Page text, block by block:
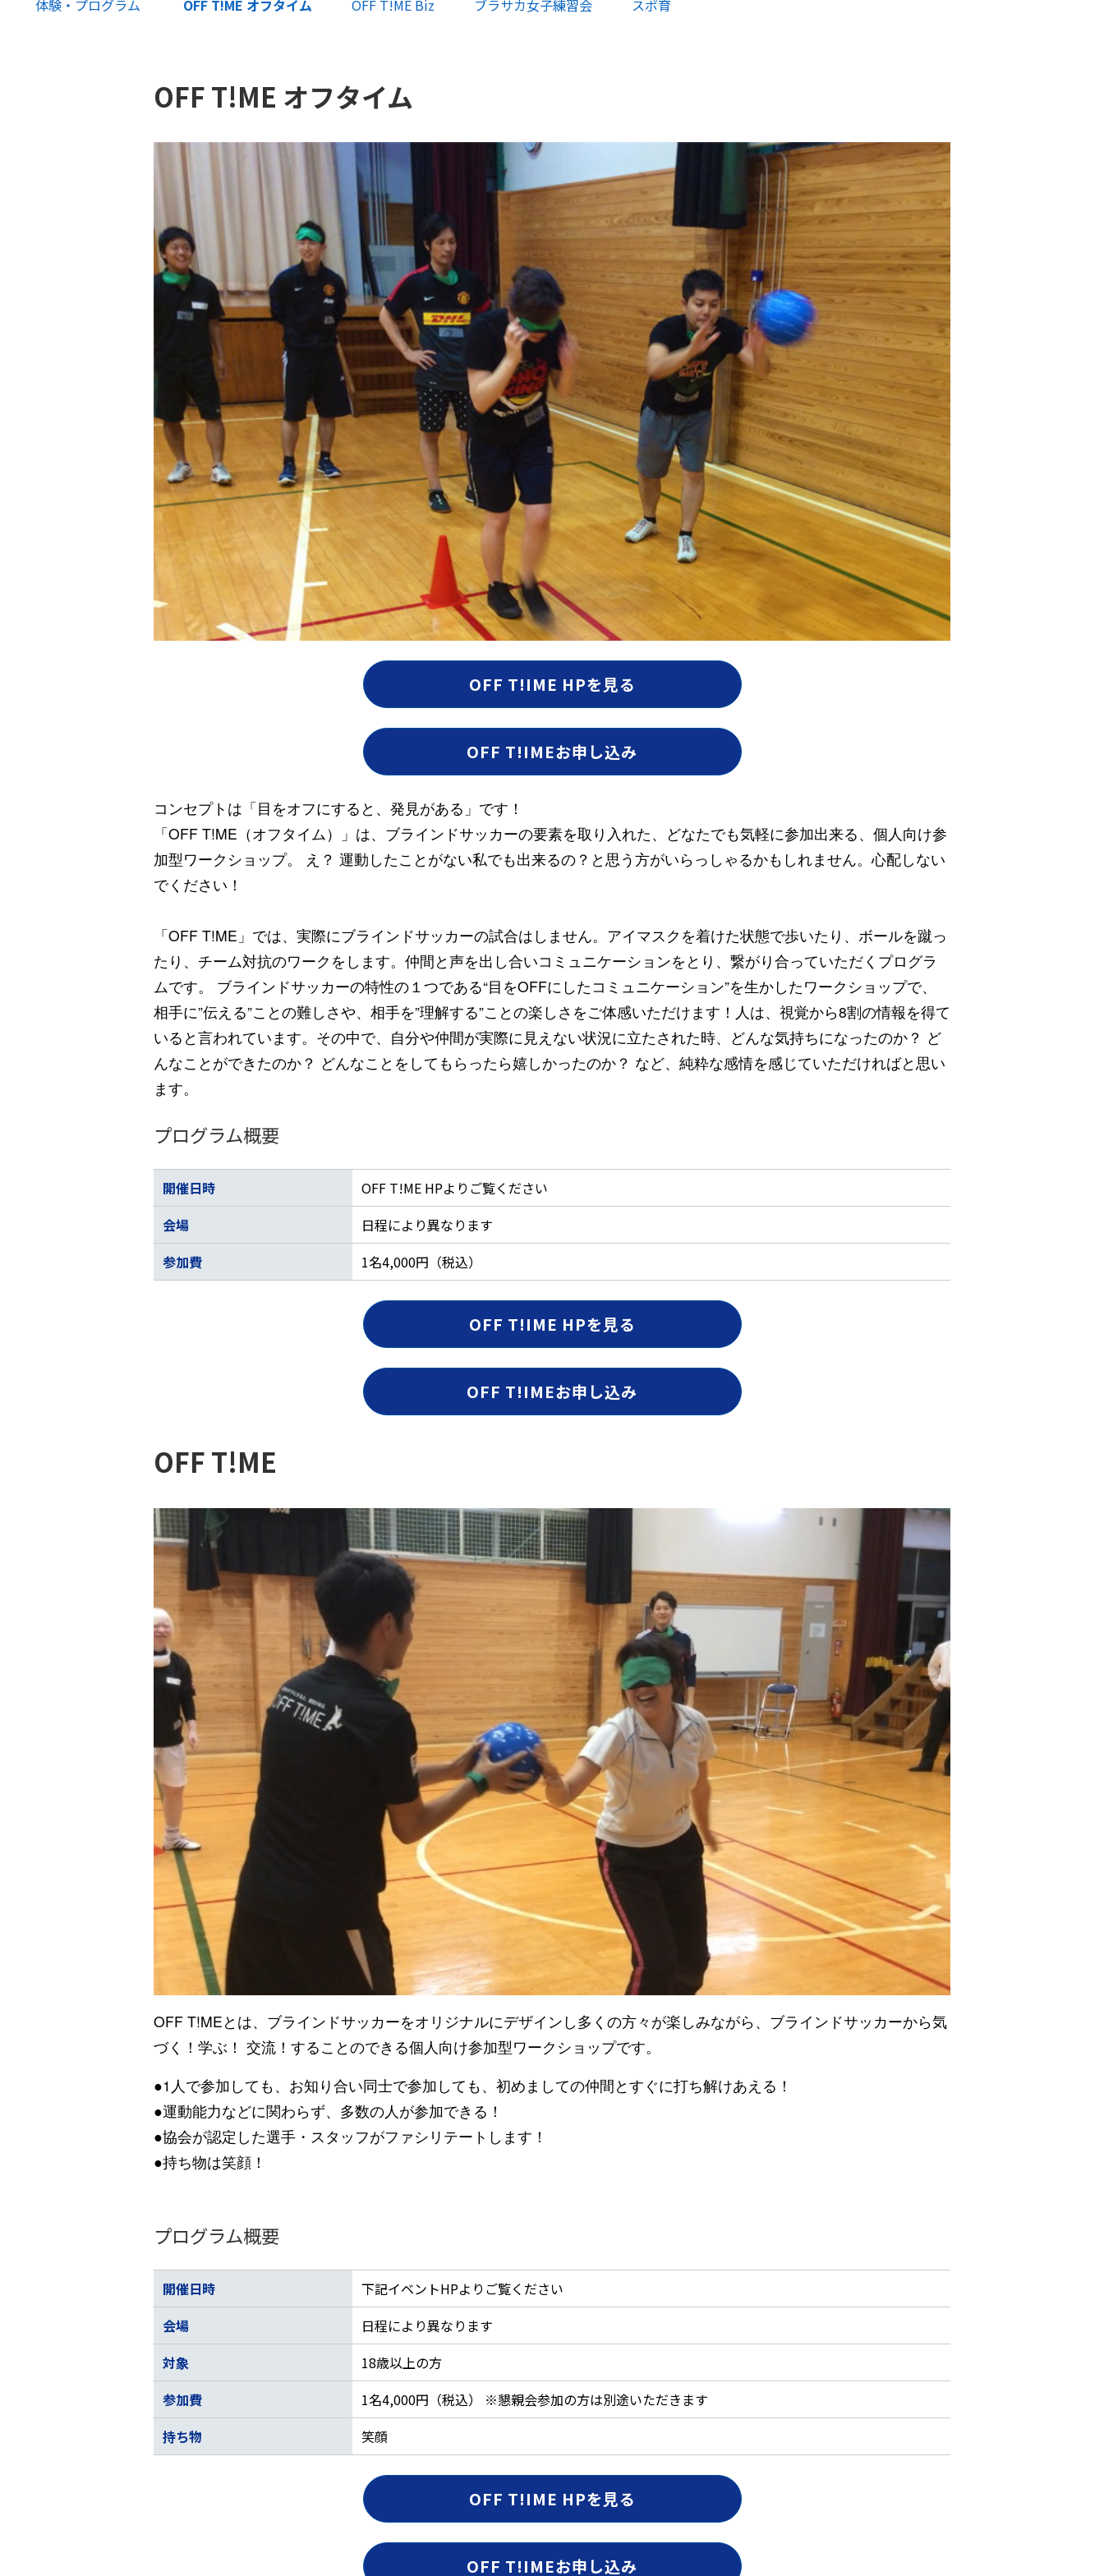
体験・プログラム OFF T!ME オフタイム OFF T!ME Biz ブラサカ女子練習会 スポ育
OFF T!ME オフタイム
OFF T!IME HPを見る
OFF T!IMEお申し込み
コンセプトは「目をオフにすると、発見がある」です！
「OFF T!ME（オフタイム）」は、ブラインドサッカーの要素を取り入れた、どなたでも気軽に参加出来る、個人向け参
加型ワークショップ。 え？ 運動したことがない私でも出来るの？と思う方がいらっしゃるかもしれません。心配しない
でください！
「OFF T!ME」では、実際にブラインドサッカーの試合はしません。アイマスクを着けた状態で歩いたり、ボールを蹴っ
たり、チーム対抗のワークをします。仲間と声を出し合いコミュニケーションをとり、繋がり合っていただくプログラ
ムです。 ブラインドサッカーの特性の１つである“目をOFFにしたコミュニケーション”を生かしたワークショップで、
相手に”伝える”ことの難しさや、相手を”理解する”ことの楽しさをご体感いただけます！人は、視覚から8割の情報を得て
いると言われています。その中で、自分や仲間が実際に見えない状況に立たされた時、どんな気持ちになったのか？ ど
んなことができたのか？ どんなことをしてもらったら嬉しかったのか？ など、純粋な感情を感じていただければと思い
ます。
プログラム概要
開催日時
OFF T!ME HPよりご覧ください
会場
日程により異なります
参加費
1名4,000円（税込）
OFF T!IME HPを見る
OFF T!IMEお申し込み
​OFF T!ME
OFF T!MEとは、ブラインドサッカーをオリジナルにデザインし多くの方々が楽しみながら、ブラインドサッカーから気
づく！学ぶ！ 交流！することのできる個人向け参加型ワークショップです。
●1人で参加しても、お知り合い同士で参加しても、初めましての仲間とすぐに打ち解けあえる！
●運動能力などに関わらず、多数の人が参加できる！
●協会が認定した選手・スタッフがファシリテートします！
●持ち物は笑顔！
プログラム概要
開催日時
下記イベントHPよりご覧ください
会場
日程により異なります
対象
18歳以上の方
参加費
1名4,000円（税込） ※懇親会参加の方は別途いただきます
持ち物
笑顔
OFF T!IME HPを見る
OFF T!IMEお申し込み